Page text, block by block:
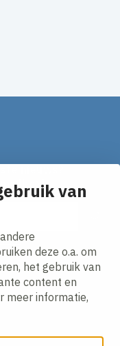
van
deze o.a. om
het gebruik van
content en
meer informatie,